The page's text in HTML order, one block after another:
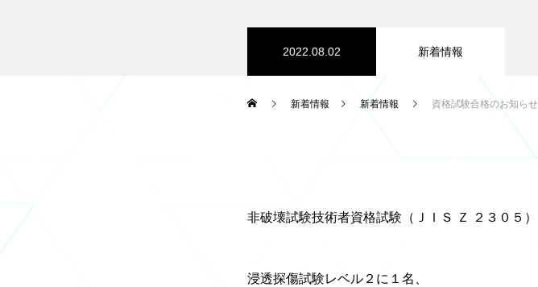
2022.08.02 新着情報
新着情報 新着情報 資格試験合格のお知らせ
非破壊試験技術者資格試験（ＪＩＳ Ｚ ２３０５）
浸透探傷試験レベル２に１名、